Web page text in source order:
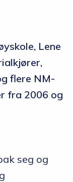
Lene
flere NM-
fra 2006 og
seg og